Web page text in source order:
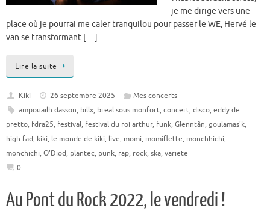
je me dirige vers une
place où je pourrai me caler tranquilou pour passer le WE, Hervé le
van se transformant […]
Lire la suite
Kiki 26 septembre 2025
Mes concerts
ampouailh dasson, billx, breal sous monfort, concert, disco, eddy de
pretto, fdra25, festival, festival du roi arthur, funk, Glenntãn, goulamas'k,
high fad, kiki, le monde de kiki, live, momi, momiflette, monchhichi,
monchichi, O'Diod, plantec, punk, rap, rock, ska, variete
0
Au Pont du Rock 2022, le vendredi !